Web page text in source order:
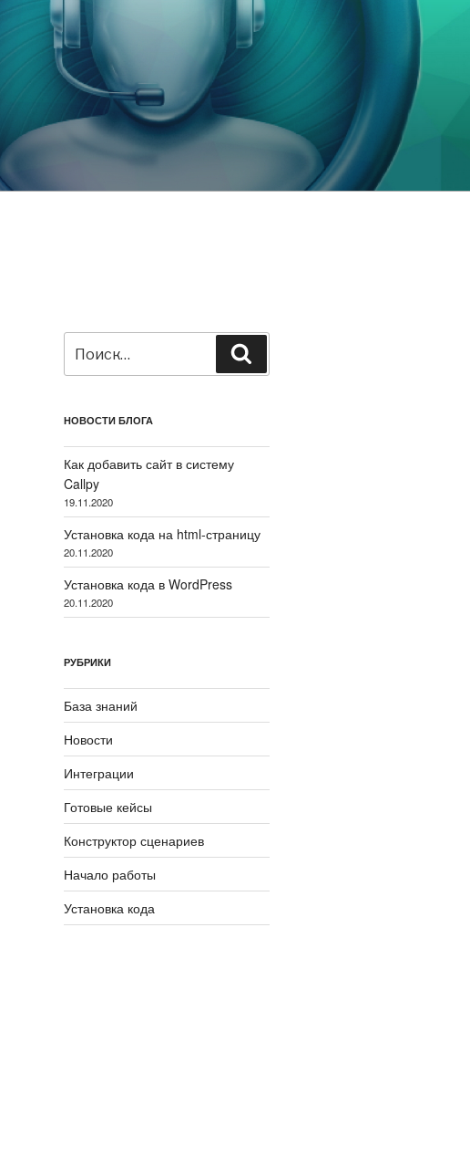
НОВОСТИ БЛОГА
Как добавить сайт в систему
Callpy
19.11.2020
Установка кода на html-страницу
20.11.2020
Установка кода в WordPress
20.11.2020
РУБРИКИ
База знаний
Новости
Интеграции
Готовые кейсы
Конструктор сценариев
Начало работы
Установка кода